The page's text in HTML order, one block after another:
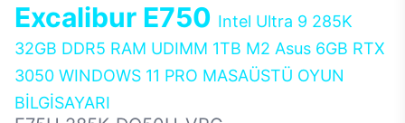
Excalibur E750 Intel Ultra 9 285K
32GB DDR5 RAM UDIMM 1TB M2 Asus 6GB RTX
3050 WINDOWS 11 PRO MASAÜSTÜ OYUN
BİLGİSAYARI